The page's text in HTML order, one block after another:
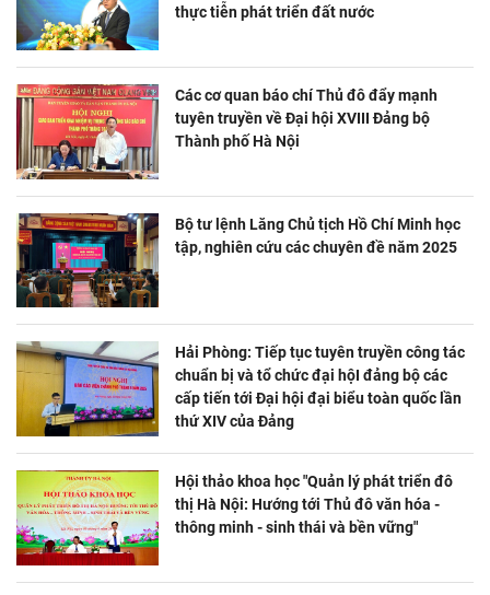
thực tiễn phát triển đất nước
Các cơ quan báo chí Thủ đô đẩy mạnh
tuyên truyền về Đại hội XVIII Đảng bộ
Thành phố Hà Nội
Bộ tư lệnh Lăng Chủ tịch Hồ Chí Minh học
tập, nghiên cứu các chuyên đề năm 2025
Hải Phòng: Tiếp tục tuyên truyền công tác
chuẩn bị và tổ chức đại hộI đảng bộ các
cấp tiến tới Đại hội đại biểu toàn quốc lần
thứ XIV của Đảng
Hội thảo khoa học "Quản lý phát triển đô
thị Hà Nội: Hướng tới Thủ đô văn hóa -
thông minh - sinh thái và bền vững"